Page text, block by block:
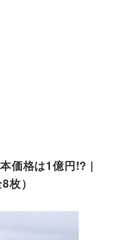
価格は1億円!? |
枚）